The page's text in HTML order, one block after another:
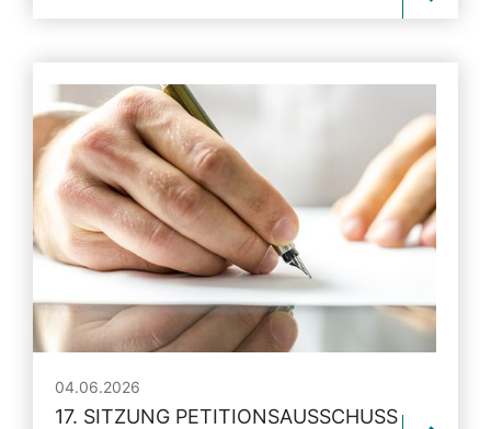
04.06.2026
17. SITZUNG PETITIONSAUSSCHUSS